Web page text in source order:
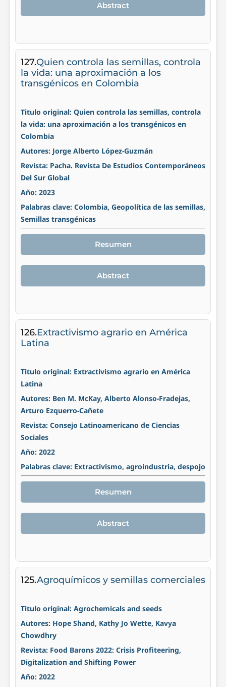
Abstract
127.Quien controla las semillas, controla
la vida: una aproximación a los
transgénicos en Colombia
Titulo original: Quien controla las semillas, controla
la vida: una aproximación a los transgénicos en
Colombia
Autores: Jorge Alberto López-Guzmán
Revista: Pacha. Revista De Estudios Contemporáneos
Del Sur Global
Año: 2023
Palabras clave: Colombia, Geopolítica de las semillas,
Semillas transgénicas
Resumen
Abstract
126.Extractivismo agrario en América
Latina
Titulo original: Extractivismo agrario en América
Latina
Autores: Ben M. McKay, Alberto Alonso-Fradejas,
Arturo Ezquerro-Cañete
Revista: Consejo Latinoamericano de Ciencias
Sociales
Año: 2022
Palabras clave: Extractivismo, agroindustria, despojo
Resumen
Abstract
125.Agroquímicos y semillas comerciales
Titulo original: Agrochemicals and seeds
Autores: Hope Shand, Kathy Jo Wette, Kavya
Chowdhry
Revista: Food Barons 2022: Crisis Profiteering,
Digitalization and Shifting Power
Año: 2022